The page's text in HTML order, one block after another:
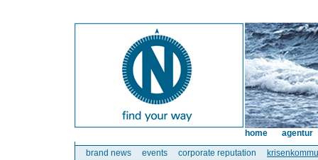
brand news events corporate reputation
home agentur